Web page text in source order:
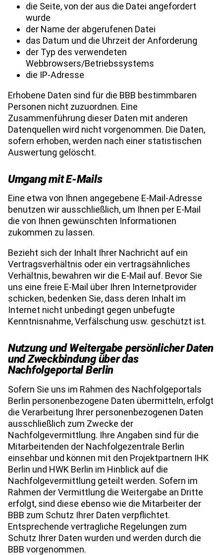
die Seite, von der aus die Datei angefordert
wurde
der Name der abgerufenen Datei
das Datum und die Uhrzeit der Anforderung
der Typ des verwendeten
Webbrowsers/Betriebssystems
die IP-Adresse
Erhobene Daten sind für die BBB bestimmbaren
Personen nicht zuzuordnen. Eine
Zusammenführung dieser Daten mit anderen
Datenquellen wird nicht vorgenommen. Die Daten,
sofern erhoben, werden nach einer statistischen
Auswertung gelöscht.
Umgang mit E-Mails
Eine etwa von Ihnen angegebene E-Mail-Adresse
benutzen wir ausschließlich, um Ihnen per E-Mail
die von Ihnen gewünschten Informationen
zukommen zu lassen.
Bezieht sich der Inhalt Ihrer Nachricht auf ein
Vertragsverhältnis oder ein vertragsähnliches
Verhältnis, bewahren wir die E-Mail auf. Bevor Sie
uns eine freie E-Mail über Ihren Internetprovider
schicken, bedenken Sie, dass deren Inhalt im
Internet nicht unbedingt gegen unbefugte
Kenntnisnahme, Verfälschung usw. geschützt ist.
Nutzung und Weitergabe persönlicher Daten
und Zweckbindung über das
Nachfolgeportal Berlin
Sofern Sie uns im Rahmen des Nachfolgeportals
Berlin personenbezogene Daten übermitteln, erfolgt
die Verarbeitung Ihrer personenbezogenen Daten
ausschließlich zum Zwecke der
Nachfolgevermittlung. Ihre Angaben sind für die
Mitarbeitenden der Nachfolgezentrale Berlin
einsehbar und können mit den Projektpartnern IHK
Berlin und HWK Berlin im Hinblick auf die
Nachfolgevermittlung geteilt werden. Sofern im
Rahmen der Vermittlung die Weitergabe an Dritte
erfolgt, sind diese ebenso wie die Mitarbeiter der
BBB zum Schutz Ihrer Daten verpflichtet.
Entsprechende vertragliche Regelungen zum
Schutz Ihrer Daten wurden und werden durch die
BBB vorgenommen.